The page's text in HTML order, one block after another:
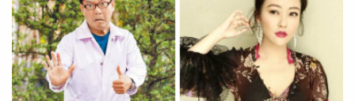
方差點笑場。張翰各種表現令觀眾看了傻眼，還有人形容他
像是「偷穿兒子校服的油膩大叔」。張翰在新劇飾演高中
生，穿著校服模樣讓不少觀眾很無言。（圖／翻攝自微博）
但這其實不是張翰第一次高齡演出學生，他35歲時就在他製
作並主演的《東八區的先生們》飾演大學生，就造成不少反